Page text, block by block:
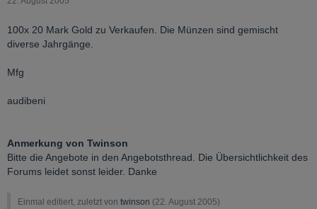
100x 20 Mark Gold zu Verkaufen. Die Münzen sind gemischt
diverse Jahrgänge.
Mfg
audibeni
Anmerkung von Twinson
Bitte die Angebote in den Angebotsthread. Die Übersichtlichkeit des
Forums leidet sonst leider. Danke
Einmal editiert, zuletzt von twinson (22. August 2005)